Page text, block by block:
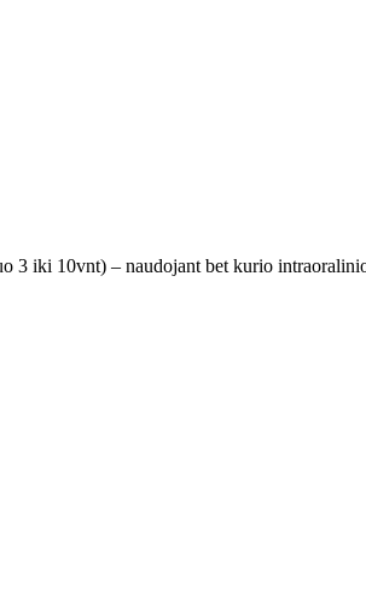
3 iki 10vnt) – naudojant bet kurio